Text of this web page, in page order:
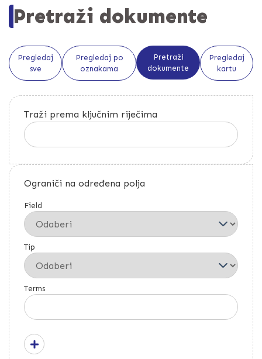
Pretraži dokumente
Pregledaj
sve
Pregledaj po
oznakama
Pretraži
dokumente
Pregledaj
kartu
Traži prema ključnim riječima
Ograniči na određena polja
Field
Tip
Terms